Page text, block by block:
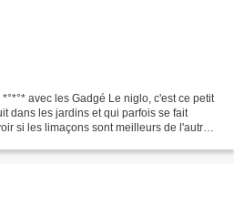
avec les Gadgé Le niglo, c'est ce petit
dans les jardins et qui parfois se fait
si les limaçons sont meilleurs de l'autre